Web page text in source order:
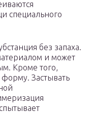
специального
без запаха.
и может
Кроме того,
Застывать